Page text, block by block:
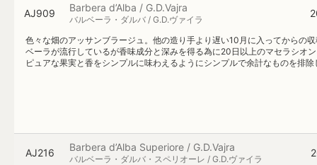
AJ909 Barbera d’Alba / G.D.Vajra
バルベーラ・ダルバ / G.D.ヴァイラ
色々な畑のアッサンブラージュ。他の造り手より遅い10月に入ってからの
ベーラが流行しているが香味成分と深みを得る為に20日以上のマセラシオ
ピュアな果実と香をシンプルに味わえるようにシンプルで余計なものを排
AJ216 Barbera d’Alba Superiore / G.D.Vajra
バルベーラ・ダルバ・スペリオーレ / G.D.ヴァイラ